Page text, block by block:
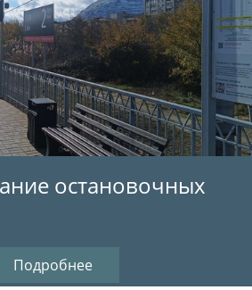
остановочных
Подробнее